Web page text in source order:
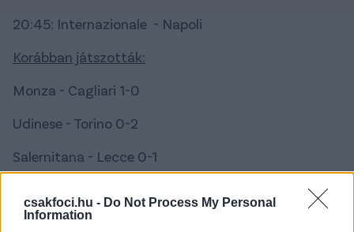
csakfoci.hu - Do Not Process My Personal
Information
20:45: Internazionale - Napoli
Korábban játszották:
Monza - Cagliari 1-0
Udinese - Torino 0-2
Salernitana - Lecce 0-1
Empoli - Bologna 0-1